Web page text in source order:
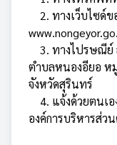
2. ทางเว็บไซด์ข
3. ทางไปรษณีย์
ตำบลหนองอียอ ห
จังหวัดสุรินทร์
4. แจ้งด้วยตนเอ
องค์การบริหารส่ว